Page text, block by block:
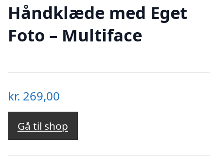
Håndklæde med Eget
Foto – Multiface
kr. 269,00
Gå til shop